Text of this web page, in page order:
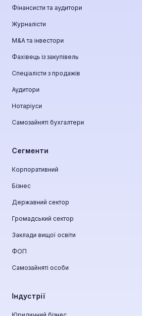
Фінансисти та аудитори
Журналісти
М&A та інвестори
Фахівець із закупівель
Спеціалісти з продажів
Аудитори
Нотаріуси
Самозайняті бухгалтери
Сегменти
Корпоративний
Бізнес
Державний сектор
Громадський сектор
Заклади вищої освіти
ФОП
Самозайняті особи
Індустрії